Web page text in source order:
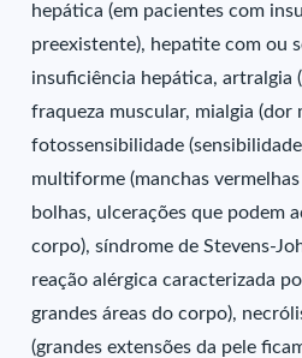
hepática (em pacientes com
preexistente), hepatite com ou
insuficiência hepática, artralgia
fraqueza muscular, mialgia (dor
fotossensibilidade
multiforme (manchas
bolhas, ulcerações que podem
corpo), síndrome de Stevens-
reação alérgica caracterizada
grandes áreas do corpo),
(grandes extensões da pele